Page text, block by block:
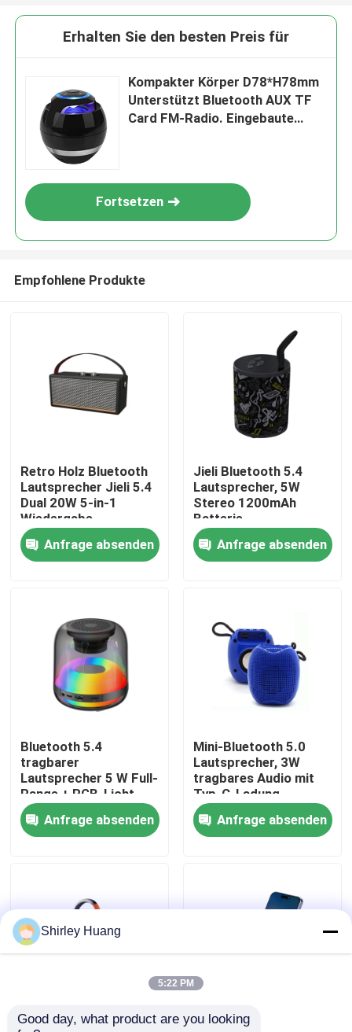
Produkte
Über uns
Qualitätskontrolle
Kontakt mit uns
Rechtssachen
Bitte um ein Angebot
Verdrahtete Computer-Tastatur und Maus
Erhalten Sie den besten Preis für
Kompakter Körper D78*H78mm
Unterstützt Bluetooth AUX TF
Card FM-Radio. Eingebaute
Fortsetzen
Empfohlene Produkte
Retro Holz Bluetooth
Lautsprecher Jieli 5.4
Dual 20W 5-in-1
Wiedergabe
Anfrage absenden
Jieli Bluetooth 5.4
Lautsprecher, 5W
Stereo 1200mAh
Batterie
Anfrage absenden
Bluetooth 5.4
tragbarer
Lautsprecher 5 W Full-
Range + RGB-Licht
TF/USB/AUX Quad-
ModusAnfrage absenden
Mini-Bluetooth 5.0
Lautsprecher, 3W
tragbares Audio mit
Typ-C-Ladung
(schwarz/rot/blau)
Anfrage absenden
5W BT5.4 Portable
Bluetooth-
Shirley Huang
5:22 PM
Good day, what product are you looking